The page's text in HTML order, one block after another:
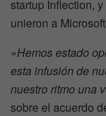
startup Inflection,
unieron a
«Hemos estado
esta infusión de
nuestro ritmo una
sobre el acuerdo